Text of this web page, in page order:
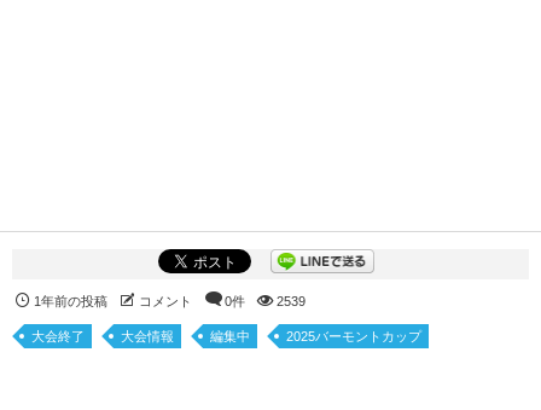
1年前の投稿 コメント 0件 2539
大会終了 大会情報 編集中 2025バーモントカップ